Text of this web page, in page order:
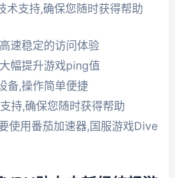
术支持,确保您随时获得帮助
速稳定的访问体验
幅提升游戏ping值
备,操作简单便捷
持,确保您随时获得帮助
使用番茄加速器,国服游戏Dive